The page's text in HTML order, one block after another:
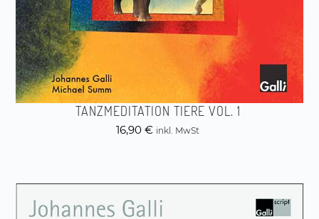
TANZMEDITATION TIERE VOL. 1
16,90 € inkl. MwSt